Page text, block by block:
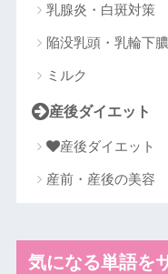
乳腺炎・白斑対策
陥没乳頭・乳輪下
ミルク
産後ダイエット
産後ダイエット
産前・産後の美容
気になる単語を